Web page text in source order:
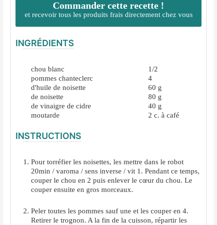
Commander cette recette !
et recevoir tous les produits frais directement chez vous
INGRÉDIENTS
chou blanc
1/2
pommes chanteclerc
4
d'huile de noisette
60 g
de noisette
80 g
de vinaigre de cidre
40 g
moutarde
2 c. à café
INSTRUCTIONS
Pour torréfier les noisettes, les mettre dans le robot
20min / varoma / sens inverse / vit 1. Pendant ce temps,
couper le chou en 2 puis enlever le cœur du chou. Le
couper ensuite en gros morceaux.
Peler toutes les pommes sauf une et les couper en 4.
Retirer le trognon. A la fin de la cuisson, répartir les